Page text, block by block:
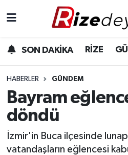
SON DAKİKA RİZE
HABERLER GÜNDEM
Bayram
döndü
İzmir'in Buca ilçesinde
vatandaşların eğlencesi
Gündem
Yurttan Haberler
Ekonomi
Teknoloji
Rize Hava Durumu
Rize Namaz Vakitleri
Rize Trafik Yoğunluk
Süper Lig Puan Durumu